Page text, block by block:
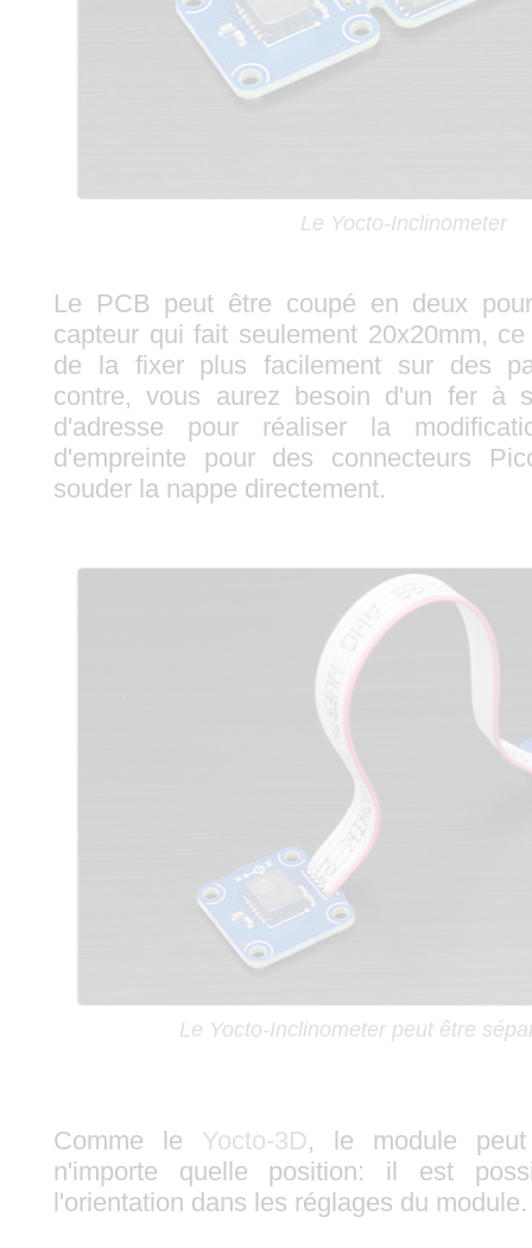
Le Yocto-Inclinometer
Le PCB peut être coupé en deux
capteur qui fait seulement 20x20mm,
de la fixer plus facilement sur des
contre, vous aurez besoin d'un fer à
d'adresse pour réaliser la
d'empreinte pour des connecteurs
souder la nappe directement.
Le Yocto-Inclinometer peut être
Comme le Yocto-3D, le module
n'importe quelle position: il est
l'orientation dans les réglages du module.